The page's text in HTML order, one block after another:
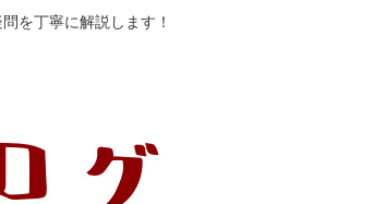
を丁寧に解説します！